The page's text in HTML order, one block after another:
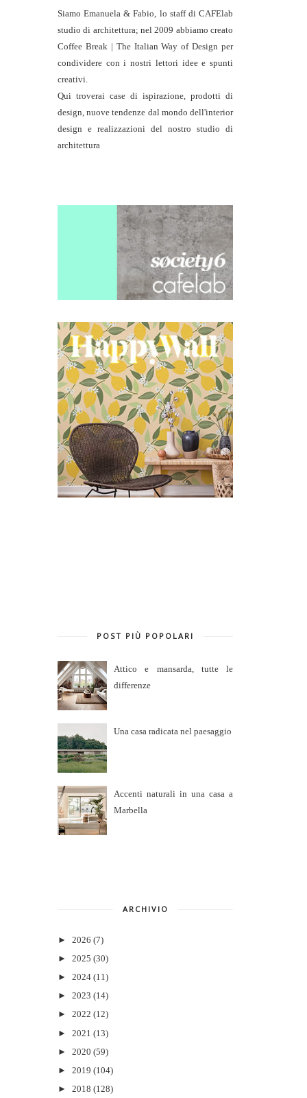
Siamo Emanuela & Fabio, lo staff di CAFElab
studio di architettura; nel 2009 abbiamo creato
Coffee Break | The Italian Way of Design per
condividere con i nostri lettori idee e spunti
creativi.
Qui troverai case di ispirazione, prodotti di
design, nuove tendenze dal mondo dell'interior
design e realizzazioni del nostro studio di
architettura
POST PIÙ POPOLARI
Attico e mansarda, tutte le
differenze
Una casa radicata nel paesaggio
Accenti naturali in una casa a
Marbella
ARCHIVIO
► 2026 (7)
► 2025 (30)
► 2024 (11)
► 2023 (14)
► 2022 (12)
► 2021 (13)
► 2020 (59)
► 2019 (104)
► 2018 (128)